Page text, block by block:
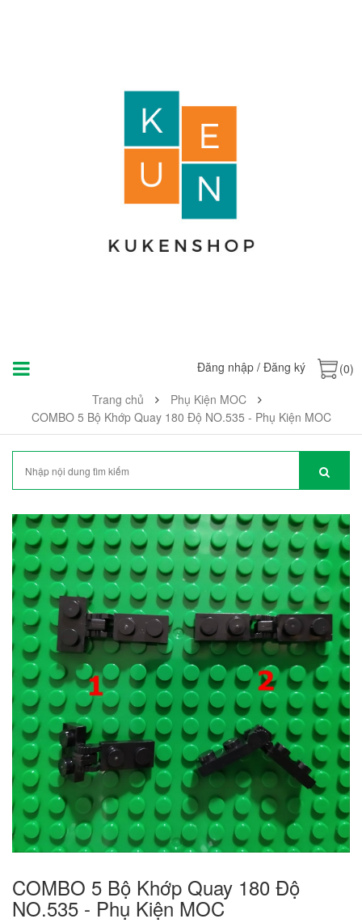
Đăng nhập / Đăng ký
(0)
Trang chủ
Phụ Kiện MOC
COMBO 5 Bộ Khớp Quay 180 Độ NO.535 - Phụ Kiện MOC
COMBO 5 Bộ Khớp Quay 180 Độ
NO.535 - Phụ Kiện MOC